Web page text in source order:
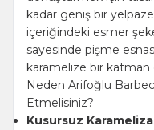
kadar geniş bir
içeriğindeki esmer
sayesinde pişme
karamelize bir katman
Neden Arifoğlu
Etmelisiniz?
Kusursuz